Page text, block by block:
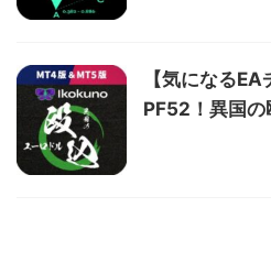
【気になる
PF52！異国の